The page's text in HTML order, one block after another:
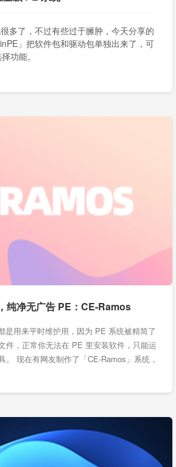
多了，不过有些过于臃肿，今天分享的
」把软件包和驱动包单独出来了，可
功能。
纯净无广告 PE：CE-Ramos
是用来平时维护用，因为 PE 系统被精简了
件，正常你无法在 PE 里安装软件，只能运
。 现在有网友制作了「CE-Ramos」系统，